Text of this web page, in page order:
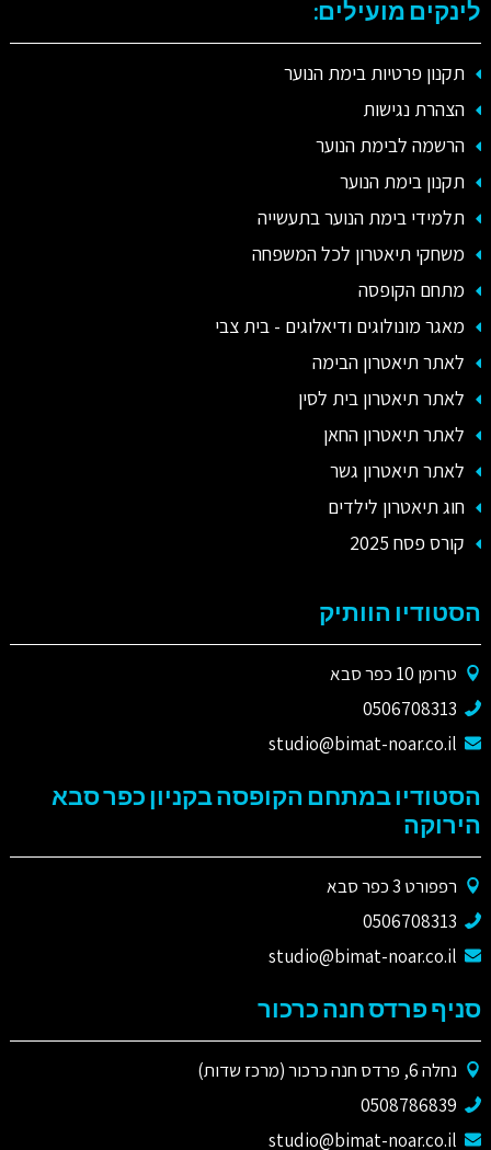
לינקים מועילים:
תקנון פרטיות בימת הנוער
הצהרת נגישות
הרשמה לבימת הנוער
תקנון בימת הנוער
תלמידי בימת הנוער בתעשייה
משחקי תיאטרון לכל המשפחה
מתחם הקופסה
מאגר מונולוגים ודיאלוגים - בית צבי
לאתר תיאטרון הבימה
לאתר תיאטרון בית לסין
לאתר תיאטרון החאן
לאתר תיאטרון גשר
חוג תיאטרון לילדים
קורס פסח 2025
הסטודיו הוותיק
טרומן 10 כפר סבא
0506708313
studio@bimat-noar.co.il
הסטודיו במתחם הקופסה בקניון כפר סבא
הירוקה
רפפורט 3 כפר סבא
0506708313
studio@bimat-noar.co.il
סניף פרדס חנה כרכור
נחלה 6, פרדס חנה כרכור (מרכז שדות)
0508786839
studio@bimat-noar.co.il